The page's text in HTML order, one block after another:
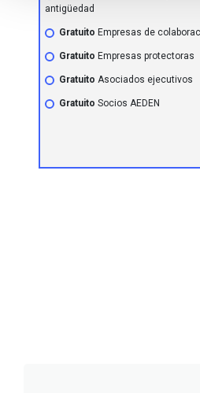
antigüedad
Gratuito Empresas de
Gratuito Empresas protectoras
Gratuito Asociados ejecutivos
Gratuito Socios AEDEN